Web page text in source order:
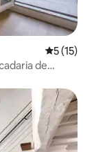
5 (15)
de